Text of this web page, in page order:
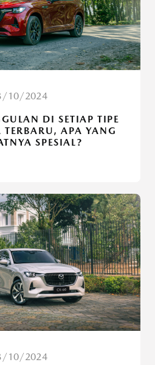
10/2024
DI SETIAP TIPE
APA YANG
SPESIAL?
10/2024